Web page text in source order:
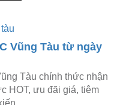
Vũng Tàu từ ngày
Tàu chính thức nhận
HOT, ưu đãi giá, tiêm